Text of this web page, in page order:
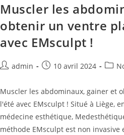
Muscler les
obtenir un ventre
avec EMsculpt !
admin 10 avril 2024
Muscler les abdominaux, gainer et
l'été avec EMsculpt ! Situé à Liège,
médecine esthétique,
méthode EMsculpt est non invasive